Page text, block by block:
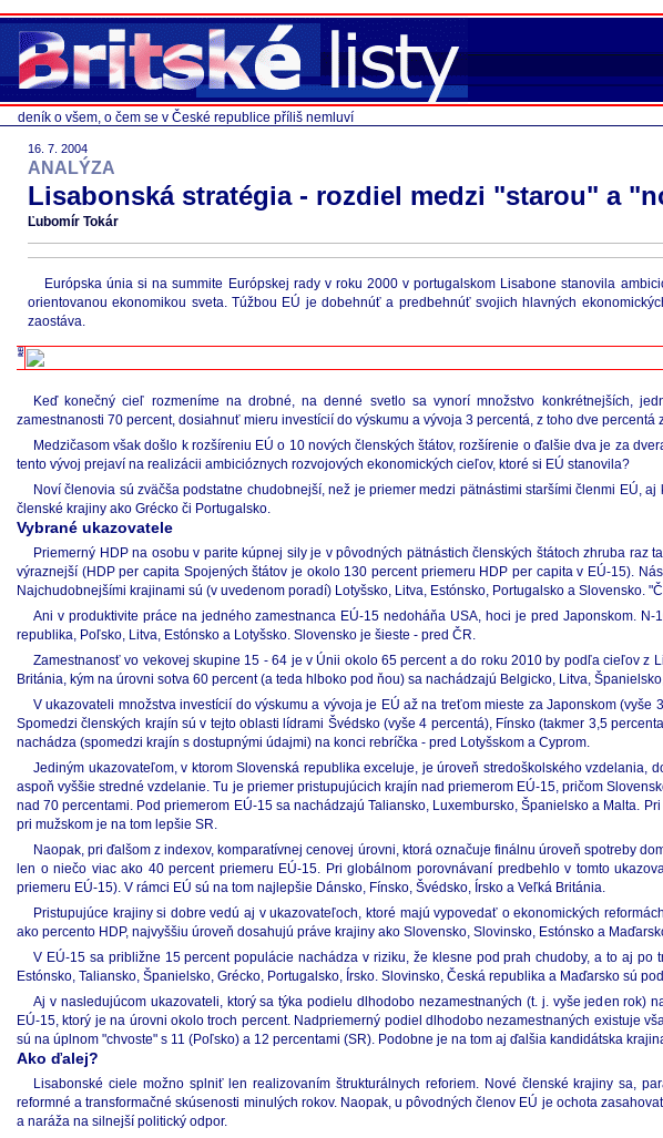
deník o všem, o čem se v České republice příliš nemluví
16. 7. 2004
ANALÝZA
Lisabonská stratégia - rozdiel medzi "starou" a
Ľubomír Tokár
Európska únia si na summite Európskej rady v roku 2000 v portugalskom Lisabone stanovila
orientovanou ekonomikou sveta. Túžbou EÚ je dobehnúť a predbehnúť svojich hlavných
zaostáva.
Keď konečný cieľ rozmeníme na drobné, na denné svetlo sa vynorí množstvo konkrétnejších,
zamestnanosti 70 percent, dosiahnuť mieru investícií do výskumu a vývoja 3 percentá, z toho dve percentá
Medzičasom však došlo k rozšíreniu EÚ o 10 nových členských štátov, rozšírenie o ďalšie dva je za
tento vývoj prejaví na realizácii ambicióznych rozvojových ekonomických cieľov, ktoré si EÚ stanovila?
Noví členovia sú zväčša podstatne chudobnejší, než je priemer medzi pätnástimi staršími členmi EÚ,
členské krajiny ako Grécko či Portugalsko.
Vybrané ukazovatele
Priemerný HDP na osobu v parite kúpnej sily je v pôvodných pätnástich členských štátoch zhruba
výraznejší (HDP per capita Spojených štátov je okolo 130 percent priemeru HDP per capita v EÚ-15).
Najchudobnejšími krajinami sú (v uvedenom poradí) Lotyšsko, Litva, Estónsko, Portugalsko a Slovensko.
Ani v produktivite práce na jedného zamestnanca EÚ-15 nedoháňa USA, hoci je pred Japonskom.
republika, Poľsko, Litva, Estónsko a Lotyšsko. Slovensko je šieste - pred ČR.
Zamestnanosť vo vekovej skupine 15 - 64 je v Únii okolo 65 percent a do roku 2010 by podľa cieľov
Británia, kým na úrovni sotva 60 percent (a teda hlboko pod ňou) sa nachádzajú Belgicko, Litva,
V ukazovateli množstva investícií do výskumu a vývoja je EÚ až na treťom mieste za Japonskom
Spomedzi členských krajín sú v tejto oblasti lídrami Švédsko (vyše 4 percentá), Fínsko (takmer 3,5
nachádza (spomedzi krajín s dostupnými údajmi) na konci rebríčka - pred Lotyšskom a Cyprom.
Jediným ukazovateľom, v ktorom Slovenská republika exceluje, je úroveň stredoškolského
aspoň vyššie stredné vzdelanie. Tu je priemer pristupujúcich krajín nad priemerom EÚ-15, pričom
nad 70 percentami. Pod priemerom EÚ-15 sa nachádzajú Taliansko, Luxembursko, Španielsko a Malta.
pri mužskom je na tom lepšie SR.
Naopak, pri ďalšom z indexov, komparatívnej cenovej úrovni, ktorá označuje finálnu úroveň spotreby
len o niečo viac ako 40 percent priemeru EÚ-15. Pri globálnom porovnávaní predbehlo v tomto
priemeru EÚ-15). V rámci EÚ sú na tom najlepšie Dánsko, Fínsko, Švédsko, Írsko a Veľká Británia.
Pristupujúce krajiny si dobre vedú aj v ukazovateľoch, ktoré majú vypovedať o ekonomických
ako percento HDP, najvyššiu úroveň dosahujú práve krajiny ako Slovensko, Slovinsko, Estónsko a
V EÚ-15 sa približne 15 percent populácie nachádza v riziku, že klesne pod prah chudoby, a to aj
Estónsko, Taliansko, Španielsko, Grécko, Portugalsko, Írsko. Slovinsko, Česká republika a Maďarsko sú
Aj v nasledujúcom ukazovateli, ktorý sa týka podielu dlhodobo nezamestnaných (t. j. vyše jeden
EÚ-15, ktorý je na úrovni okolo troch percent. Nadpriemerný podiel dlhodobo nezamestnaných existuje
sú na úplnom "chvoste" s 11 (Poľsko) a 12 percentami (SR). Podobne je na tom aj ďalšia kandidátska
Ako ďalej?
Lisabonské ciele možno splniť len realizovaním štrukturálnych reforiem. Nové členské krajiny sa,
reformné a transformačné skúsenosti minulých rokov. Naopak, u pôvodných členov EÚ je ochota
a naráža na silnejší politický odpor.